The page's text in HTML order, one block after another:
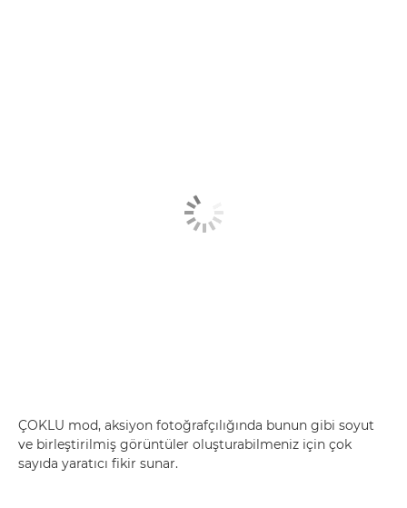
ÇOKLU mod, aksiyon fotoğrafçılığında bunun gibi soyut
ve birleştirilmiş görüntüler oluşturabilmeniz için çok
sayıda yaratıcı fikir sunar.